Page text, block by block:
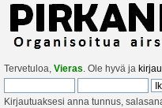
Tervetuloa, Vieras. Ole hyvä ja
Kirjautuaksesi anna tunnus,